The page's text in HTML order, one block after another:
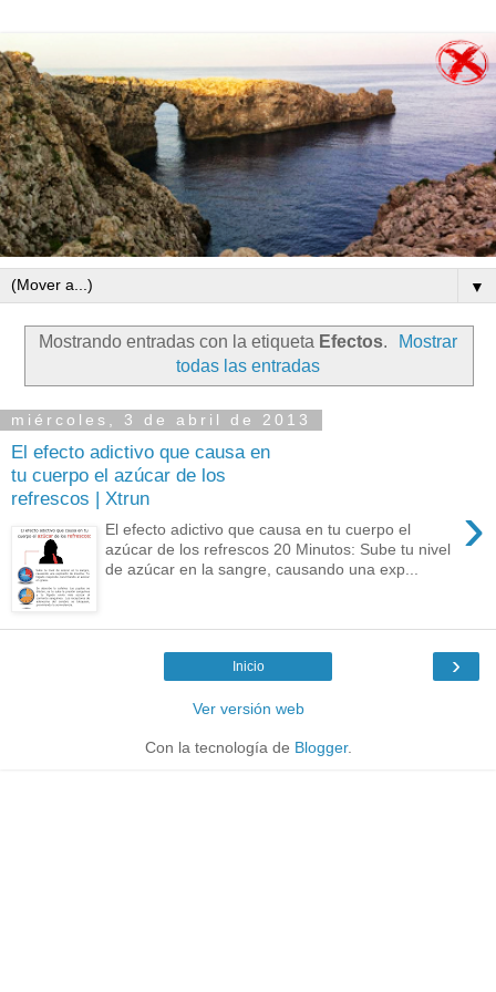
▼
Mostrando entradas con la etiqueta Efectos.
Mostrar
todas las entradas
miércoles, 3 de abril de 2013
El efecto adictivo que causa en
tu cuerpo el azúcar de los
refrescos | Xtrun
›
El efecto adictivo que causa en tu cuerpo el
azúcar de los refrescos 20 Minutos: Sube tu nivel
de azúcar en la sangre, causando una exp...
›
Inicio
Ver versión web
Con la tecnología de Blogger.